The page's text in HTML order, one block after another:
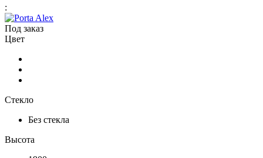
:
Под заказ
Цвет
Стекло
Без стекла
Высота